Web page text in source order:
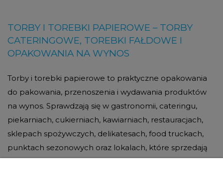
TORBY I TOREBKI PAPIEROWE – TORBY
CATERINGOWE, TOREBKI FAŁDOWE I
OPAKOWANIA NA WYNOS
Torby i torebki papierowe to praktyczne opakowania
do pakowania, przenoszenia i wydawania produktów
na wynos. Sprawdzają się w gastronomii, cateringu,
piekarniach, cukierniach, kawiarniach, restauracjach,
sklepach spożywczych, delikatesach, food truckach,
punktach sezonowych oraz lokalach, które sprzedają
jedzenie, wypieki lub gotowe zamówienia do odbioru.